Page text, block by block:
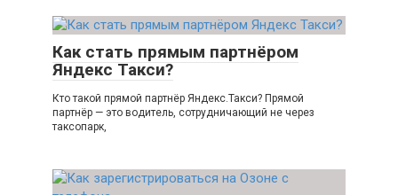
Как стать прямым партнёром
Яндекс Такси?
Кто такой прямой партнёр Яндекс.Такси? Прямой
партнёр — это водитель, сотрудничающий не через
таксопарк,